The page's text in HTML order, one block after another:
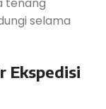
selama
Ekspedisi